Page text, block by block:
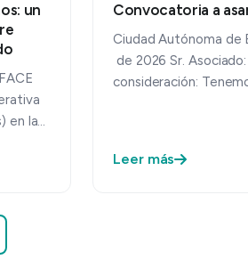
un
en la
Convocatoria a
Ciudad Autónoma de
de 2026 Sr.
consideración:
Leer más